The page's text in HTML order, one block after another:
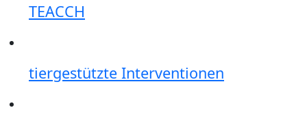
TEACCH
tiergestützte Interventionen